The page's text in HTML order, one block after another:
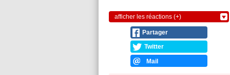
afficher les réactions (+)
Partager
Twitter
Mail